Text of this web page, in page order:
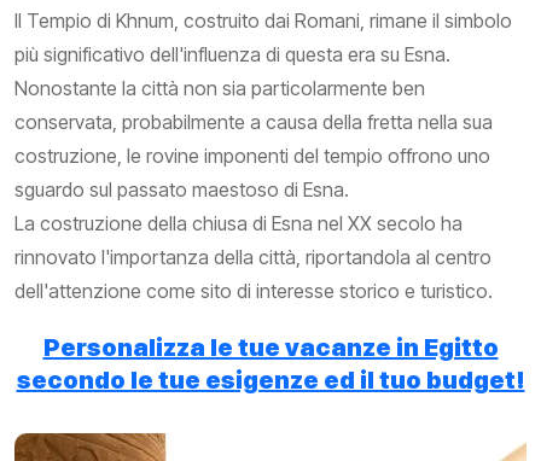
Il Tempio di Khnum, costruito dai Romani, rimane il simbolo
più significativo dell'influenza di questa era su Esna.
Nonostante la città non sia particolarmente ben
conservata, probabilmente a causa della fretta nella sua
costruzione, le rovine imponenti del tempio offrono uno
sguardo sul passato maestoso di Esna.
La costruzione della chiusa di Esna nel XX secolo ha
rinnovato l'importanza della città, riportandola al centro
dell'attenzione come sito di interesse storico e turistico.
Personalizza le tue vacanze in Egitto
secondo le tue esigenze ed il tuo budget!